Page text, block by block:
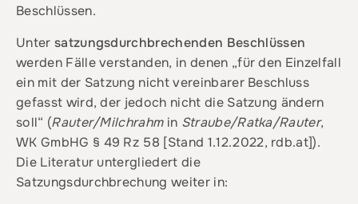
Beschlüssen.
Unter satzungsdurchbrechenden Beschlüssen
werden Fälle verstanden, in denen „für den Einzelfall
ein mit der Satzung nicht vereinbarer Beschluss
gefasst wird, der jedoch nicht die Satzung ändern
soll“ (Rauter/Milchrahmin Straube/Ratka/Rauter,
WK GmbHG § 49 Rz 58 [Stand 1.12.2022, rdb.at]).
Die Literatur untergliedert die
Satzungsdurchbrechung weiter in: